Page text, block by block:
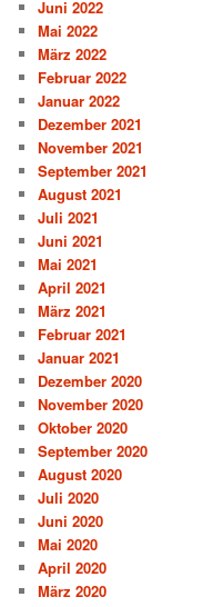
Juni 2022
Mai 2022
März 2022
Februar 2022
Januar 2022
Dezember 2021
November 2021
September 2021
August 2021
Juli 2021
Juni 2021
Mai 2021
April 2021
März 2021
Februar 2021
Januar 2021
Dezember 2020
November 2020
Oktober 2020
September 2020
August 2020
Juli 2020
Juni 2020
Mai 2020
April 2020
März 2020